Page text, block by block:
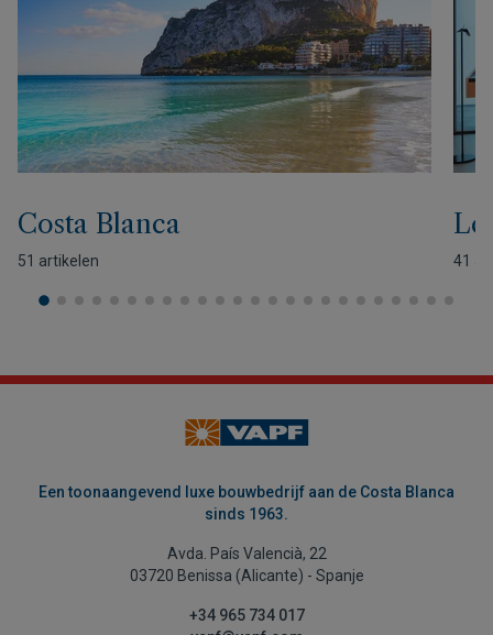
Costa Blanca
51 artikelen 41
Een toonaangevend luxe bouwbedrijf aan de Costa Blanca
sinds 1963.
Avda. País Valencià, 22
03720 Benissa (Alicante) - Spanje
+34 965 734 017